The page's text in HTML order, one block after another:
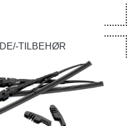
TILBEHØR